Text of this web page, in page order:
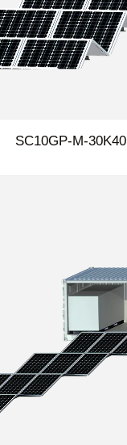
SC10GP-M-30K40